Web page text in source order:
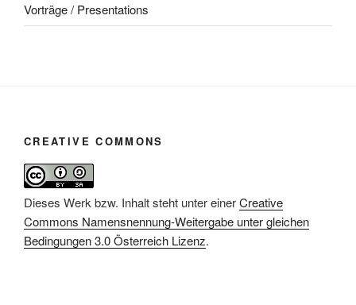
Vorträge / Presentations
CREATIVE COMMONS
Dieses Werk bzw. Inhalt steht unter einerCreative
Commons Namensnennung-Weitergabe unter gleichen
Bedingungen 3.0 Österreich Lizenz.